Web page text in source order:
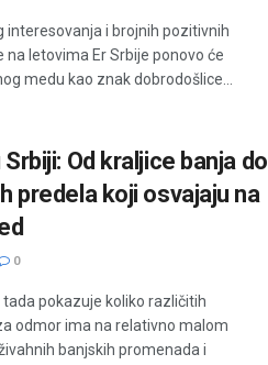
interesovanja i brojnih pozitivnih
na letovima Er Srbije ponovo će
medu kao znak dobrodošlice...
Od kraljice banja do
predela koji osvajaju na
0
pokazuje koliko različitih
odmor ima na relativno malom
banjskih promenada i